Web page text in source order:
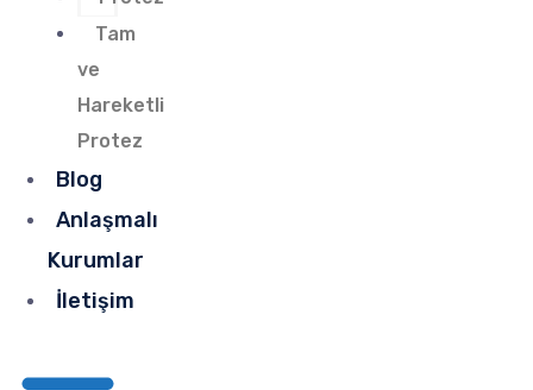
Tam
ve
Hareketli
Protez
Blog
Anlaşmalı
Kurumlar
İletişim